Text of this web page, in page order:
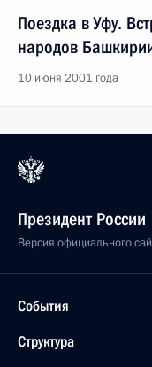
Поездка в Уфу.
народов
10 июня 2001 года
Президент России
Версия официального
События
Структура